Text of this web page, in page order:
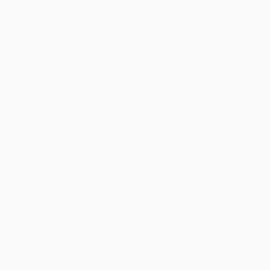
15
SUPER SAIYAN TRUNKS
Nami Wanokuni Style II (ver.B)
Z G×Materia Nappa